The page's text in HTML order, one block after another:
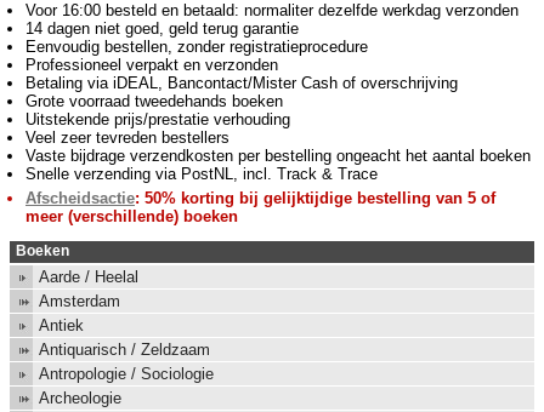
Voor 16:00 besteld en betaald: normaliter dezelfde werkdag verzonden
14 dagen niet goed, geld terug garantie
Eenvoudig bestellen, zonder registratieprocedure
Professioneel verpakt en verzonden
Betaling via iDEAL, Bancontact/Mister Cash of overschrijving
Grote voorraad tweedehands boeken
Uitstekende prijs/prestatie verhouding
Veel zeer tevreden bestellers
Vaste bijdrage verzendkosten per bestelling ongeacht het aantal boeken
Snelle verzending via PostNL, incl. Track & Trace
Afscheidsactie: 50% korting bij gelijktijdige bestelling van 5 of
meer (verschillende) boeken
Boeken
Aarde / Heelal
Amsterdam
Antiek
Antiquarisch / Zeldzaam
Antropologie / Sociologie
Archeologie